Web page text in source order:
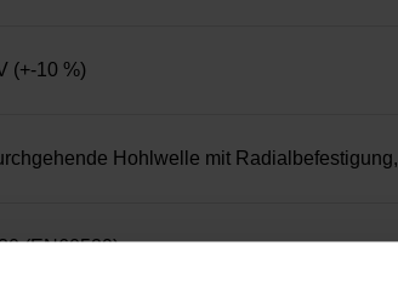
(+-10 %)
Hohlwelle mit
(EN60529)